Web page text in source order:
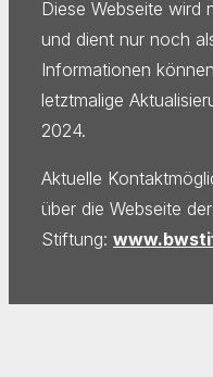
Diese Webseite wird
und dient nur noch
Informationen
letztmalige
2024.
Aktuelle
über die Webseite
Stiftung: